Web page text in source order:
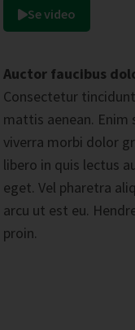
Se video
Auctor faucibus
Consectetur
mattis aenean.
viverra morbi dolor
libero in quis lectus
eget. Vel pharetra
arcu ut est eu.
proin.